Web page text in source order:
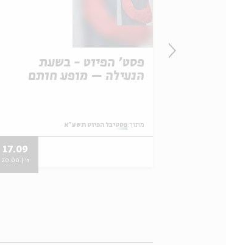
פסט' הפיוט - בשעת
הנעילה – מופע חותם
מתוך:פסטיבל הפיוט תשע"א
17.09
ו' | 20:00